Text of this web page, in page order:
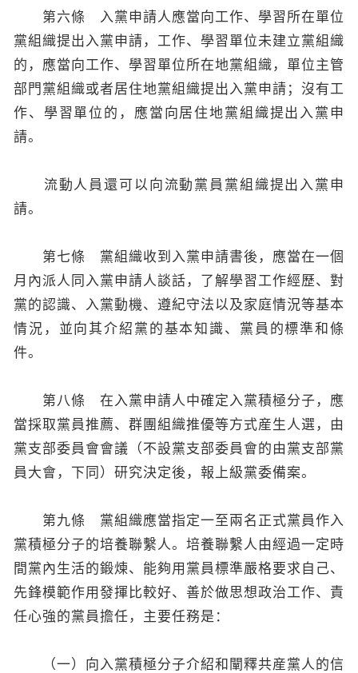
第六條 入黨申請人應當向工作、學習所在單位
黨組織提出入黨申請，工作、學習單位未建立黨組織
的，應當向工作、學習單位所在地黨組織，單位主管
部門黨組織或者居住地黨組織提出入黨申請；沒有工
作、學習單位的，應當向居住地黨組織提出入黨申
請。
流動人員還可以向流動黨員黨組織提出入黨申
請。
第七條 黨組織收到入黨申請書後，應當在一個
月內派人同入黨申請人談話，了解學習工作經歷、對
黨的認識、入黨動機、遵紀守法以及家庭情況等基本
情況，並向其介紹黨的基本知識、黨員的標準和條
件。
第八條 在入黨申請人中確定入黨積極分子，應
當採取黨員推薦、群團組織推優等方式産生人選，由
黨支部委員會會議（不設黨支部委員會的由黨支部黨
員大會，下同）研究決定後，報上級黨委備案。
第九條 黨組織應當指定一至兩名正式黨員作入
黨積極分子的培養聯繫人。培養聯繫人由經過一定時
間黨內生活的鍛煉、能夠用黨員標準嚴格要求自己、
先鋒模範作用發揮比較好、善於做思想政治工作、責
任心強的黨員擔任，主要任務是：
（一）向入黨積極分子介紹和闡釋共産黨人的信